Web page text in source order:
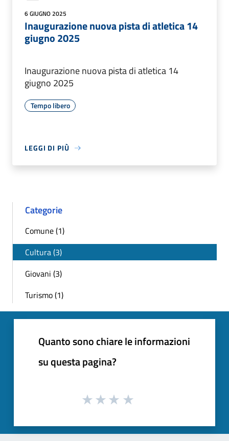
6 GIUGNO 2025
Inaugurazione nuova pista di atletica 14
giugno 2025
Inaugurazione nuova pista di atletica 14
giugno 2025
Tempo libero
LEGGI DI PIÙ
Categorie
Comune (1)
Cultura (3)
Giovani (3)
Turismo (1)
Quanto sono chiare le informazioni
su questa pagina?